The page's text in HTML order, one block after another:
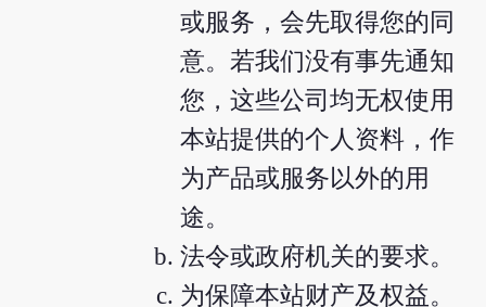
或服务，会先取得您的同
意。若我们没有事先通知
您，这些公司均无权使用
本站提供的个人资料，作
为产品或服务以外的用
途。
法令或政府机关的要求。
为保障本站财产及权益。